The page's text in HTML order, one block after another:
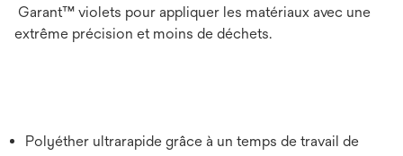
Garant™ violets pour appliquer les matériaux avec une
extrême précision et moins de déchets.
Polyéther ultrarapide grâce à un temps de travail de